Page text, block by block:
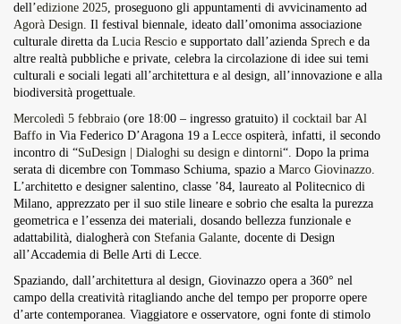
Overdrive Fest A Matino: Il...
Maggio 29, 2026
dell’edizione 2025, proseguono gli appuntamenti di avvicinamento ad
Agorà Design. Il festival biennale, ideato dall’omonima associazione
culturale diretta da Lucia Rescio e supportato dall’azienda Sprech e da
altre realtà pubbliche e private, celebra la circolazione di idee sui temi
culturali e sociali legati all’architettura e al design, all’innovazione e alla
biodiversità progettuale.
Mercoledì 5 febbraio (ore 18:00 – ingresso gratuito) il cocktail bar Al
Baffo in Via Federico D’Aragona 19 a Lecce ospiterà, infatti, il secondo
incontro di “SuDesign | Dialoghi su design e dintorni“. Dopo la prima
serata di dicembre con Tommaso Schiuma, spazio a Marco Giovinazzo.
L’architetto e designer salentino, classe ’84, laureato al Politecnico di
Milano, apprezzato per il suo stile lineare e sobrio che esalta la purezza
geometrica e l’essenza dei materiali, dosando bellezza funzionale e
adattabilità, dialogherà con Stefania Galante, docente di Design
all’Accademia di Belle Arti di Lecce.
Spaziando, dall’architettura al design, Giovinazzo opera a 360° nel
campo della creatività ritagliando anche del tempo per proporre opere
d’arte contemporanea. Viaggiatore e osservatore, ogni fonte di stimolo